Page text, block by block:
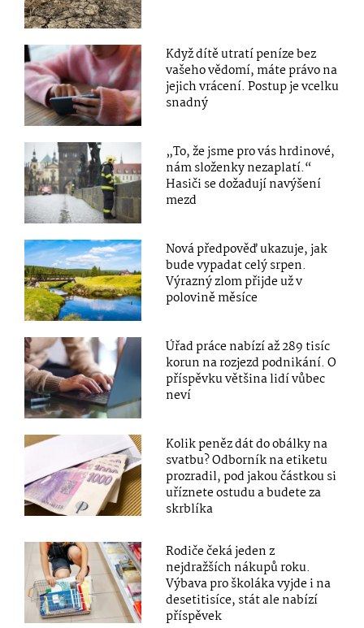
Když dítě utratí peníze bez
vašeho vědomí, máte právo na
jejich vrácení. Postup je vcelku
snadný
„To, že jsme pro vás hrdinové,
nám složenky nezaplatí.“
Hasiči se dožadují navýšení
mezd
Nová předpověď ukazuje, jak
bude vypadat celý srpen.
Výrazný zlom přijde už v
polovině měsíce
Úřad práce nabízí až 289 tisíc
korun na rozjezd podnikání. O
příspěvku většina lidí vůbec
neví
Kolik peněz dát do obálky na
svatbu? Odborník na etiketu
prozradil, pod jakou částkou si
uříznete ostudu a budete za
skrblíka
Rodiče čeká jeden z
nejdražších nákupů roku.
Výbava pro školáka vyjde i na
desetitisíce, stát ale nabízí
příspěvek